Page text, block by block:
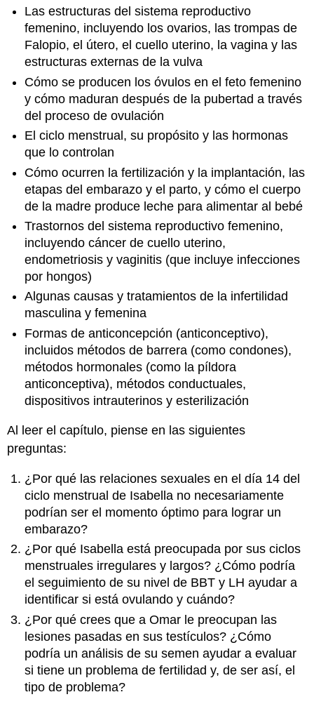
Las estructuras del sistema reproductivo
femenino, incluyendo los ovarios, las trompas de
Falopio, el útero, el cuello uterino, la vagina y las
estructuras externas de la vulva
Cómo se producen los óvulos en el feto femenino
y cómo maduran después de la pubertad a través
del proceso de ovulación
El ciclo menstrual, su propósito y las hormonas
que lo controlan
Cómo ocurren la fertilización y la implantación, las
etapas del embarazo y el parto, y cómo el cuerpo
de la madre produce leche para alimentar al bebé
Trastornos del sistema reproductivo femenino,
incluyendo cáncer de cuello uterino,
endometriosis y vaginitis (que incluye infecciones
por hongos)
Algunas causas y tratamientos de la infertilidad
masculina y femenina
Formas de anticoncepción (anticonceptivo),
incluidos métodos de barrera (como condones),
métodos hormonales (como la píldora
anticonceptiva), métodos conductuales,
dispositivos intrauterinos y esterilización
Al leer el capítulo, piense en las siguientes
preguntas:
¿Por qué las relaciones sexuales en el día 14 del
ciclo menstrual de Isabella no necesariamente
podrían ser el momento óptimo para lograr un
embarazo?
¿Por qué Isabella está preocupada por sus ciclos
menstruales irregulares y largos? ¿Cómo podría
el seguimiento de su nivel de BBT y LH ayudar a
identificar si está ovulando y cuándo?
¿Por qué crees que a Omar le preocupan las
lesiones pasadas en sus testículos? ¿Cómo
podría un análisis de su semen ayudar a evaluar
si tiene un problema de fertilidad y, de ser así, el
tipo de problema?